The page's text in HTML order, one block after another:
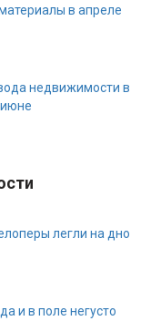
в апреле
недвижимости в
легли на дно
и в поле негусто